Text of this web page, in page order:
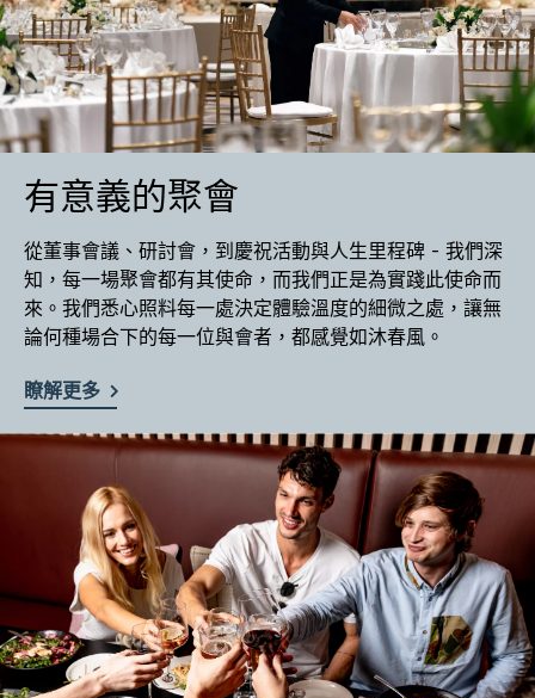
有意義的聚會
從董事會議、研討會，到慶祝活動與人生里程碑 - 我們深
知，每一場聚會都有其使命，而我們正是為實踐此使命而
來。我們悉心照料每一處決定體驗溫度的細微之處，讓無
論何種場合下的每一位與會者，都感覺如沐春風。
瞭解更多